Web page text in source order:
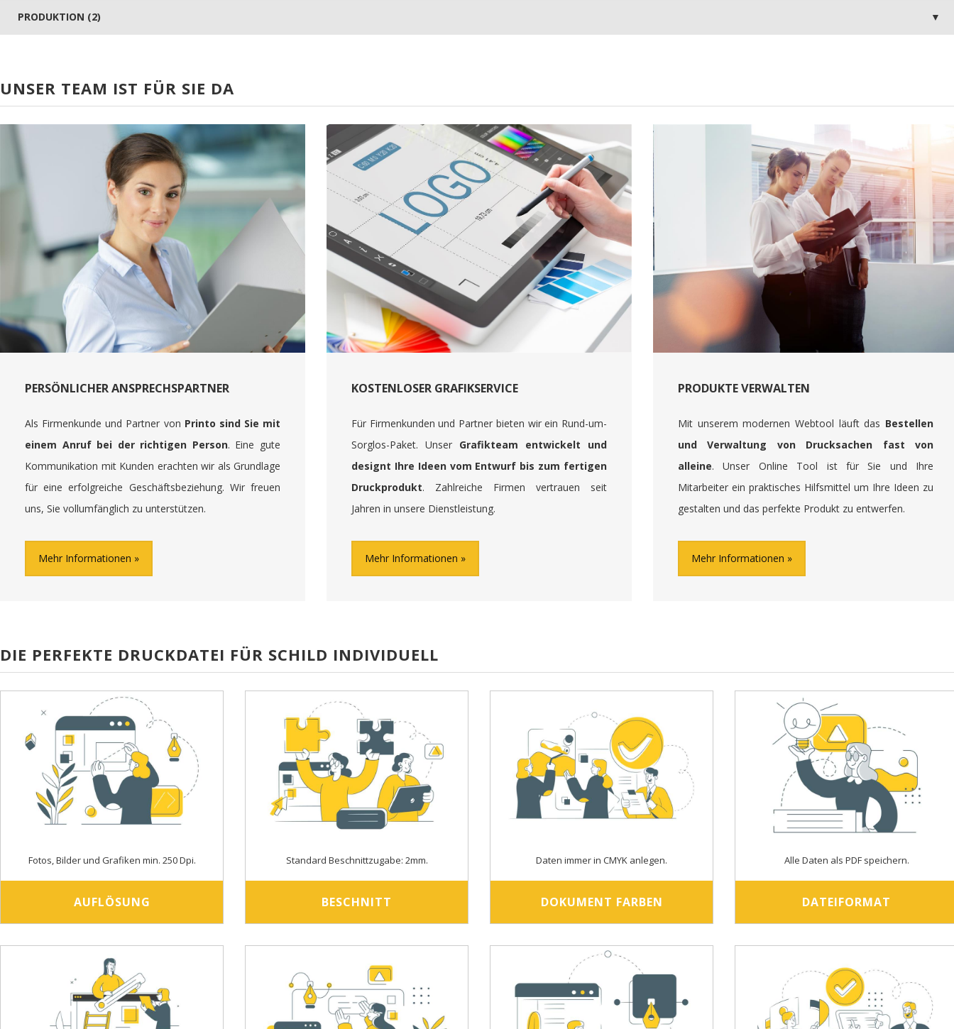
PRODUKTION (2)
UNSER TEAM IST FÜR SIE DA
PERSÖNLICHER ANSPRECHSPARTNER
Als Firmenkunde und Partner von Printo sind Sie mit
einem Anruf bei der richtigen Person. Eine gute
Kommunikation mit Kunden erachten wir als Grundlage
für eine erfolgreiche Geschäftsbeziehung. Wir freuen
uns, Sie vollumfänglich zu unterstützen.
Mehr Informationen
KOSTENLOSER GRAFIKSERVICE
Für Firmenkunden und Partner bieten wir ein Rund-um-
Sorglos-Paket. Unser Grafikteam entwickelt und
designt Ihre Ideen vom Entwurf bis zum fertigen
Druckprodukt. Zahlreiche Firmen vertrauen seit
Jahren in unsere Dienstleistung.
Mehr Informationen
PRODUKTE VERWALTEN
Mit unserem modernen Webtool läuft das Bestellen
und Verwaltung von Drucksachen fast von
alleine. Unser Online Tool ist für Sie und Ihre
Mitarbeiter ein praktisches Hilfsmittel um Ihre Ideen zu
gestalten und das perfekte Produkt zu entwerfen.
Mehr Informationen
DIE PERFEKTE DRUCKDATEI FÜR SCHILD INDIVIDUELL
Fotos, Bilder und Grafiken min. 250 Dpi.
AUFLÖSUNG
Standard Beschnittzugabe: 2mm.
BESCHNITT
Daten immer in CMYK anlegen.
DOKUMENT FARBEN
Alle Daten als PDF speichern.
DATEIFORMAT